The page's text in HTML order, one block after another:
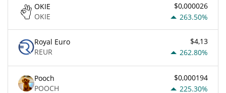
OKIE
OKIE
$0,000026
263.50%
Royal Euro
REUR
$4,13
262.80%
Pooch
POOCH
$0,000194
225.30%